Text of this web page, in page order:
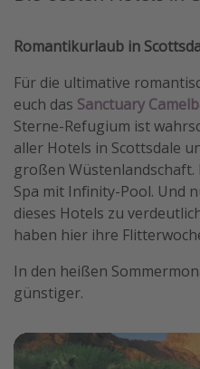
Romantikurlaub in
Für die ultimative
euch das Sanctuary
Sterne-Refugium ist
aller Hotels in Scottsdale
großen
Spa mit Infinity-Pool. Und
dieses Hotels zu
haben hier ihre
In den heißen
günstiger.